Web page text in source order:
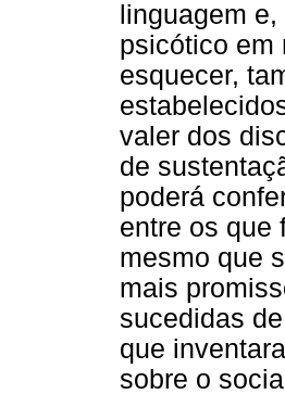
linguagem
psicótico em
esquecer,
valer dos
de
poderá
entre os que
mesmo que
mais
sucedidas
que
sobre o